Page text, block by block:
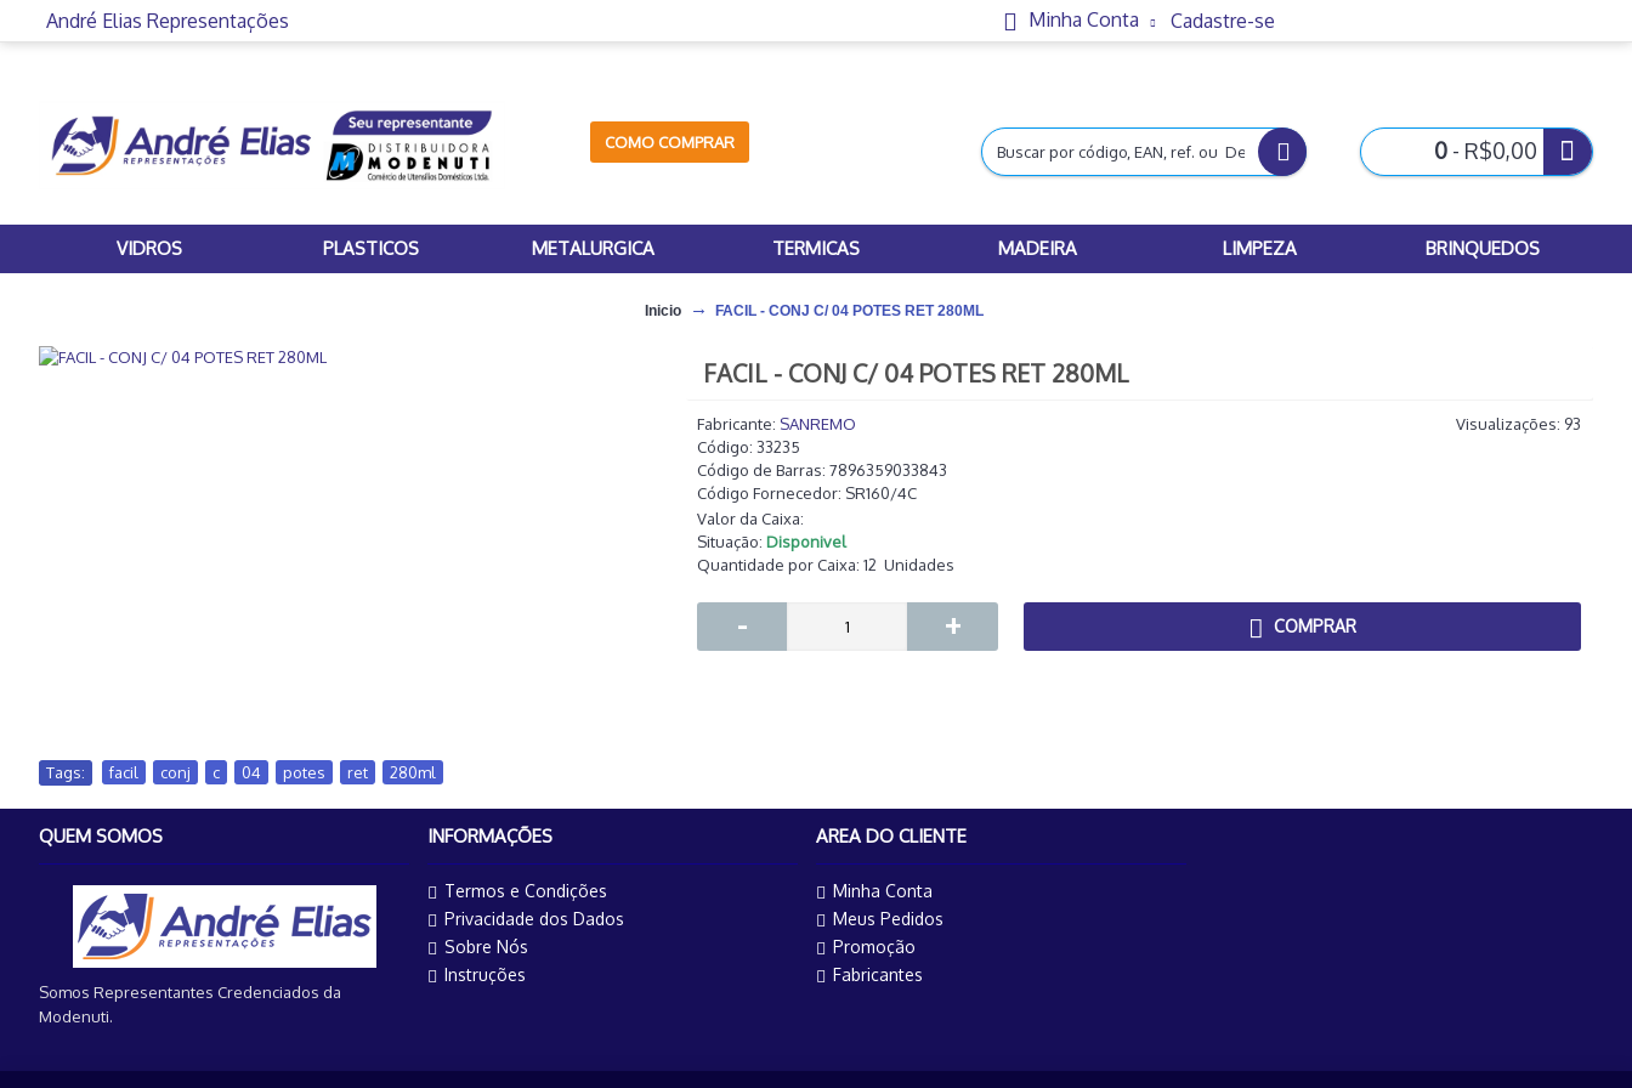
André Elias Representações Minha Conta Cadastre-se
COMO COMPRAR 0 - R$0,00
VIDROS PLASTICOS METALURGICA TERMICAS MADEIRA LIMPEZA BRINQUEDOS
Inicio FACIL - CONJ C/ 04 POTES RET 280ML
FACIL - CONJ C/ 04 POTES RET 280ML
Visualizações: 93
Fabricante: SANREMO
Código: 33235
Código de Barras: 7896359033843
Código Fornecedor: SR160/4C
Valor da Caixa:
Situação: Disponivel
Quantidade por Caixa: 12 Unidades
- + COMPRAR
Tags: facil conj c 04 potes ret 280ml
QUEM SOMOS
Somos Representantes Credenciados da
Modenuti.
INFORMAÇÕES
Termos e Condições
Privacidade dos Dados
Sobre Nós
Instruções
AREA DO CLIENTE
Minha Conta
Meus Pedidos
Promoção
Fabricantes